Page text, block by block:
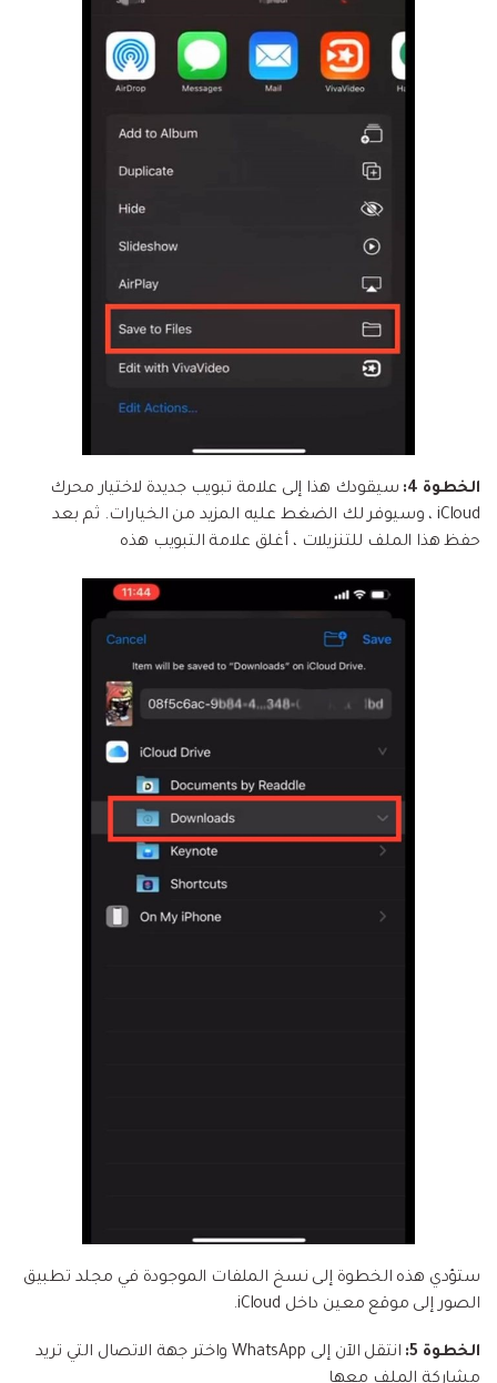
الخطوة 4:
سيقودك هذا إلى علامة تبويب جديدة لاختيار محرك
iCloud ، وسيوفر لك الضغط عليه المزيد من الخيارات. ثم بعد
حفظ هذا الملف للتنزيلات ، أغلق علامة التبويب هذه
ستؤدي هذه الخطوة إلى نسخ الملفات الموجودة في مجلد تطبيق
الصور إلى موقع معين داخل iCloud.
الخطوة 5:
انتقل الآن إلى WhatsApp واختر جهة الاتصال التي تريد